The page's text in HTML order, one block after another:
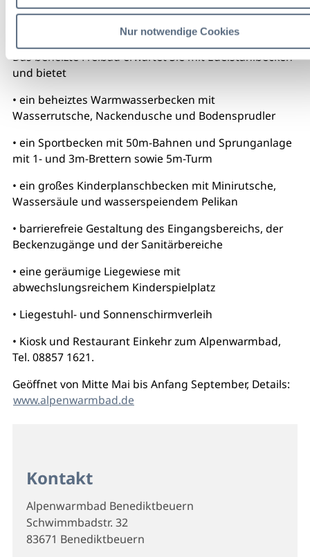
Nur notwendige Cookies
Das beheizte Freibad erwartet Sie mit Edelstahlbecken
und bietet
• ein beheiztes Warmwasserbecken mit
Wasserrutsche, Nackendusche und Bodensprudler
• ein Sportbecken mit 50m-Bahnen und Sprunganlage
mit 1- und 3m-Brettern sowie 5m-Turm
• ein großes Kinderplanschbecken mit Minirutsche,
Wassersäule und wasserspeiendem Pelikan
• barrierefreie Gestaltung des Eingangsbereichs, der
Beckenzugänge und der Sanitärbereiche
• eine geräumige Liegewiese mit
abwechslungsreichem Kinderspielplatz
• Liegestuhl- und Sonnenschirmverleih
• Kiosk und Restaurant Einkehr zum Alpenwarmbad,
Tel. 08857 1621.
Geöffnet von Mitte Mai bis Anfang September, Details:
www.alpenwarmbad.de
Kontakt
Alpenwarmbad Benediktbeuern
Schwimmbadstr. 32
83671 Benediktbeuern